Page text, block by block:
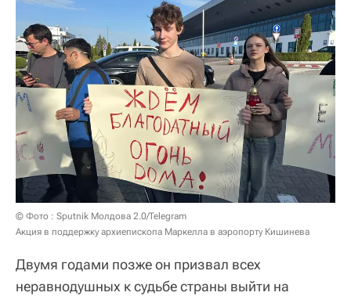
© Фото : Sputnik Молдова 2.0/Telegram
Акция в поддержку архиепископа Маркелла в аэропорту Кишинева
Двумя годами позже он призвал всех
неравнодушных к судьбе страны выйти на